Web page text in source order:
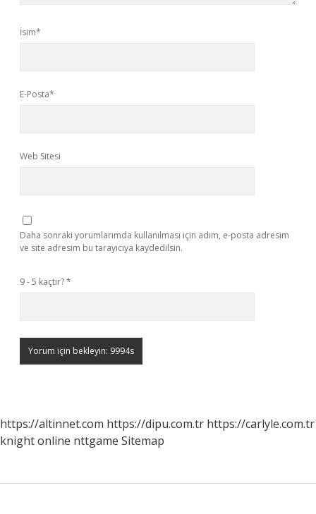
İsim*
E-Posta*
Web Sitesi
Daha sonraki yorumlarımda kullanılması için adım, e-posta adresim
ve site adresim bu tarayıcıya kaydedilsin.
9 - 5 kaçtır?*
https://altinnet.com https://dipu.com.tr https://carlyle.com.tr
knight online nttgame Sitemap